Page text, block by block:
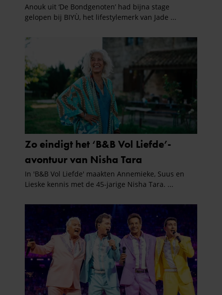
partners kunnen deze gegevens combineren met andere
informatie die u aan ze heeft verstrekt of die ze hebben
gaat akkoord met onze cookies als u onze website blijft